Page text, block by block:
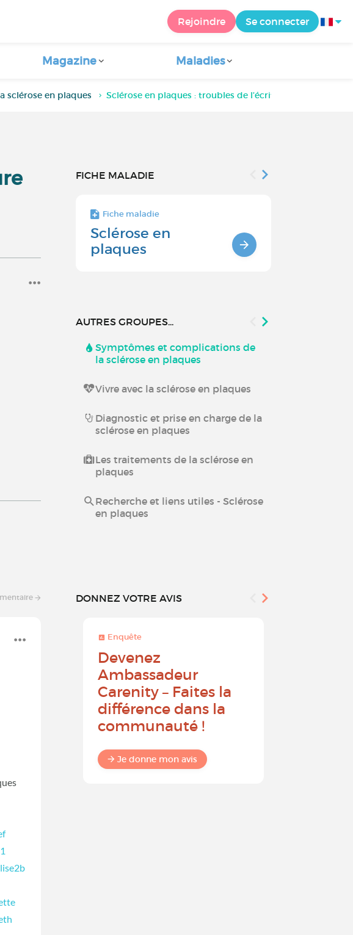
Rejoindre Se connecter
Magazine Maladies
sclérose en plaques Sclérose en plaques : troubles de l’écriture et du langage
FICHE MALADIE
Fiche maladie
Sclérose en
plaques
AUTRES GROUPES...
Symptômes et complications de
la sclérose en plaques
Vivre avec la sclérose en plaques
Diagnostic et prise en charge de la
sclérose en plaques
Les traitements de la sclérose en
plaques
Recherche et liens utiles - Sclérose
en plaques
DONNEZ VOTRE AVIS
Enquête
Devenez
Ambassadeur
Carenity – Faites la
différence dans la
communauté !
Je donne mon avis